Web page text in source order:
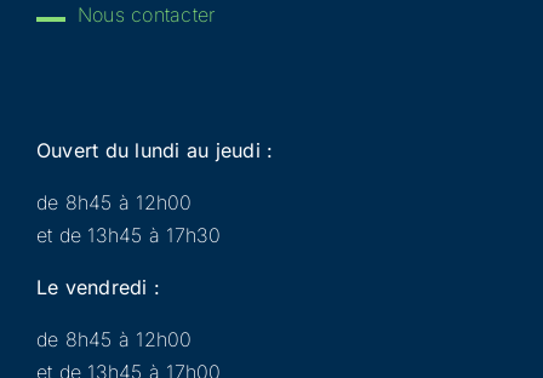
Nous contacter
Ouvert du lundi au jeudi :
de 8h45 à 12h00
et de 13h45 à 17h30
Le vendredi :
de 8h45 à 12h00
et de 13h45 à 17h00